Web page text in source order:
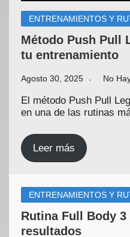
ENTRENAMIENTOS Y
Método Push Pull
tu entrenamiento
Agosto 30, 2025 No
El método Push Pull
en una de las rutinas
Leer más
ENTRENAMIENTOS Y
Rutina Full Body
resultados